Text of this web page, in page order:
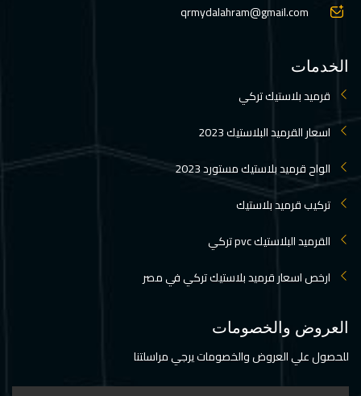
qrmydalahram@gmail.com
الخدمات
قرميد بلاستيك تركي
اسعار القرميد البلاستيك 2023
الواح قرميد بلاستيك مستورد 2023
تركيب قرميد بلاستيك
القرميد البلاستيك pvc تركي
ارخص اسعار قرميد بلاستيك تركي في مصر
العروض والخصومات
للحصول علي العروض والخصومات يرجي مراسلتنا